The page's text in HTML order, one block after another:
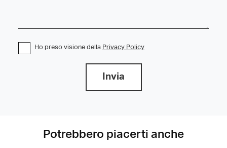
Ho preso visione della Privacy Policy
Invia
Potrebbero piacerti anche